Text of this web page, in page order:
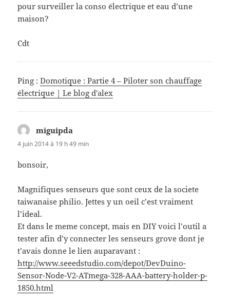
pour surveiller la conso électrique et eau d’une
maison?
Cdt
Ping :Domotique : Partie 4 – Piloter son chauffage
électrique | Le blog d'alex
miguipda
4 juin 2014 à 19 h 49 min
bonsoir,
Magnifiques senseurs que sont ceux de la societe
taiwanaise philio. Jettes y un oeil c’est vraiment
l’ideal.
Et dans le meme concept, mais en DIY voici l’outil a
tester afin d’y connecter les senseurs grove dont je
t’avais donne le lien auparavant :
http://www.seeedstudio.com/depot/DevDuino-
Sensor-Node-V2-ATmega-328-AAA-battery-holder-p-
1850.html